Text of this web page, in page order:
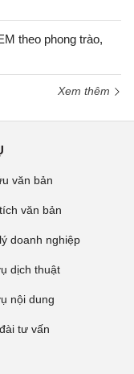
theo phong trào,
Xem thêm
văn bản
văn bản
doanh nghiệp
dịch thuật
nội dung
tư vấn